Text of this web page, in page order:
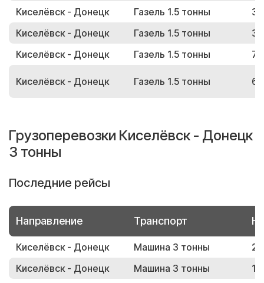
Киселёвск - Донецк
Газель 1.5 тонны
Киселёвск - Донецк
Газель 1.5 тонны
Киселёвск - Донецк
Газель 1.5 тонны
Киселёвск - Донецк Газель 1.5 тонны
Грузоперевозки Киселёвск - Донецк
3 тонны
Последние рейсы
Направление Транспорт
Киселёвск - Донецк Машина 3 тонны
Киселёвск - Донецк
Машина 3 тонны